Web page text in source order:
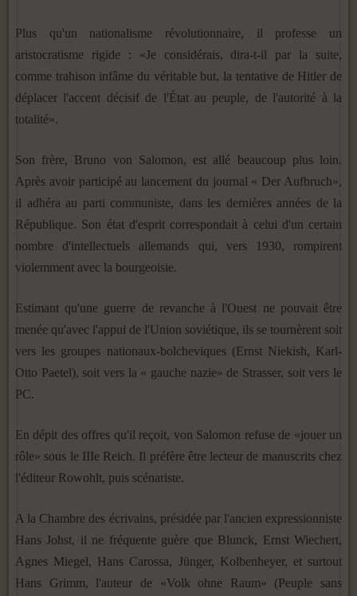
Plus qu'un nationalisme révolutionnaire, il professe un
aristocratisme rigide : «Je considérais, dira-t-il par la suite,
comme trahison infâme du véritable but, la tentative de Hitler de
déplacer l'accent décisif de l'État au peuple, de l'autorité à la
totalité».
Son frère, Bruno von Salomon, est allé beaucoup plus loin.
Après avoir participé au lancement du journal « Der Aufbruch»,
il adhéra au parti communiste, dans les dernières années de la
République. Son état d'esprit correspondait à celui d'un certain
nombre d'intellectuels allemands qui, vers 1930, rompirent
violemment avec la bourgeoisie.
Estimant qu'une guerre de revanche à l'Ouest ne pouvait être
menée qu'avec l'appui de l'Union soviétique, ils se tournèrent soit
vers les groupes nationaux-bolcheviques (Ernst Niekish, Karl-
Otto Paetel), soit vers la « gauche nazie» de Strasser, soit vers le
PC.
En dépit des offres qu'il reçoit, von Salomon refuse de «jouer un
rôle» sous le IIIe Reich. Il préfère être lecteur de manuscrits chez
l'éditeur Rowohlt, puis scénariste.
A la Chambre des écrivains, présidée par l'ancien expressionniste
Hans Johst, il ne fréquente guère que Blunck, Ernst Wiechert,
Agnes Miegel, Hans Carossa, Jünger, Kolbenheyer, et surtout
Hans Grimm, l'auteur de «Volk ohne Raum» (Peuple sans